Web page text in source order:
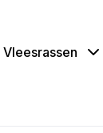
Vleesrassen